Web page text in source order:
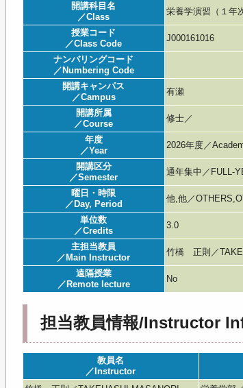
開講科目名
／Class
栄養学演習（１年
授業コード
／Class Code
J000161016
ナンバリングコード
／Numbering Code
開講キャンパス
／Campus
有瀬
開講所属
／Course
修士／
年度
／Year
2026年度／
開講区分
／Semester
通年集中／FULL-
曜日・時限
／Day, Period
他,他／
単位数
／Credits
3.0
主担当教員
／Main Instructor
竹橋 正則／
遠隔授業
／Remote lecture
No
担当教員情報/Instructor
教員名
／Instructor